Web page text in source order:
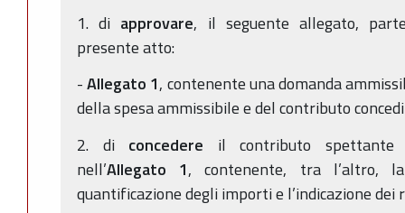
1. di approvare, il seguente allegato,
presente atto:
-Allegato 1, contenente una domanda
della spesa ammissibile e del contributo
2. di concedere il contributo spettante
nell’Allegato 1, contenente, tra l’altro,
quantificazione degli importi e l’indicazione dei